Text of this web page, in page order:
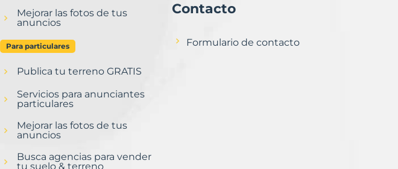
Mejorar las fotos de tus
anuncios
Para particulares
Publica tu terreno GRATIS
Servicios para anunciantes
particulares
Mejorar las fotos de tus
anuncios
Busca agencias para vender
tu suelo & terreno
Contacto
Formulario de contacto